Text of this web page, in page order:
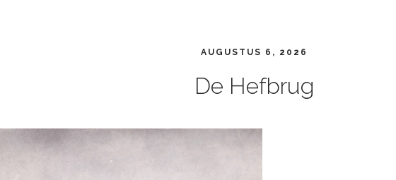
AUGUSTUS 6, 2026
De Hefbrug